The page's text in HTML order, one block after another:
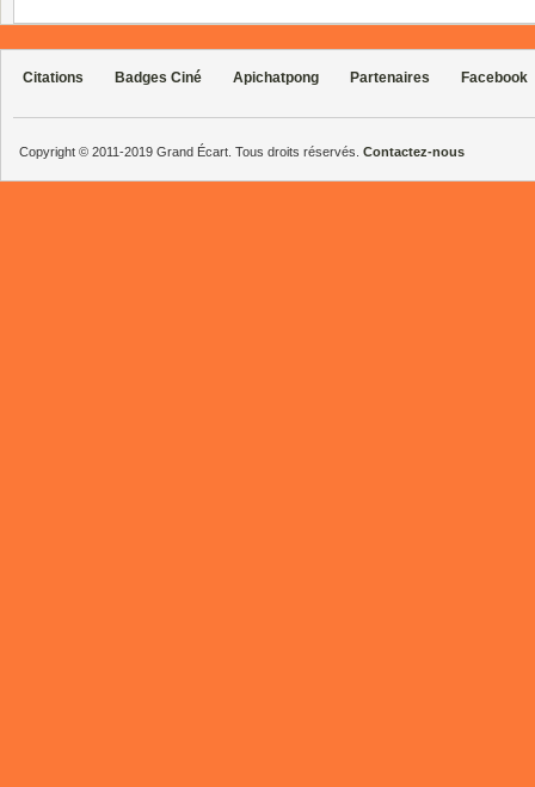
Citations Badges Ciné Apichatpong Partenaires Facebook
Copyright © 2011-2019 Grand Écart. Tous droits réservés. Contactez-nous